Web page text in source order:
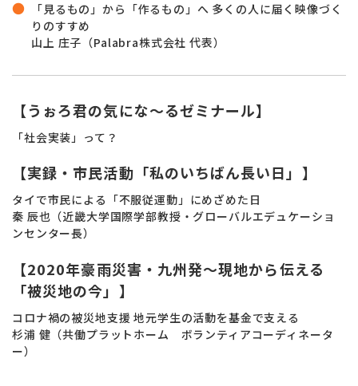
「見るもの」から「作るもの」へ 多くの人に届く映像づく
りのすすめ
山上 庄子（Palabra株式会社 代表）
【うぉろ君の気にな～るゼミナール】
「社会実装」って？
【実録・市民活動「私のいちばん長い日」】
タイで市民による「不服従運動」にめざめた日
秦 辰也（近畿大学国際学部教授・グローバルエデュケーショ
ンセンター長）
【2020年豪雨災害・九州発～現地から伝える
「被災地の今」】
コロナ禍の被災地支援 地元学生の活動を基金で支える
杉浦 健（共働プラットホーム ボランティアコーディネータ
ー）